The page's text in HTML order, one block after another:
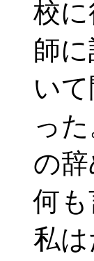
校
師
い
っ
の
何
私